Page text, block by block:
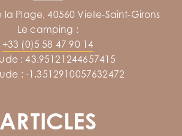
la Plage, 40560 Vielle-Saint-Girons
Le camping :
+33 (0)5 58 47 90 14
: 43.95121244657415
: -1.3512910057632472
ARTICLES